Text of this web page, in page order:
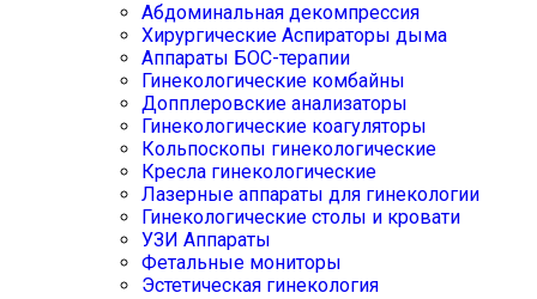
Абдоминальная декомпрессия
Хирургические Аспираторы дыма
Аппараты БОС-терапии
Гинекологические комбайны
Допплеровские анализаторы
Гинекологические коагуляторы
Кольпоскопы гинекологические
Кресла гинекологические
Лазерные аппараты для гинекологии
Гинекологические столы и кровати
УЗИ Аппараты
Фетальные мониторы
Эстетическая гинекология